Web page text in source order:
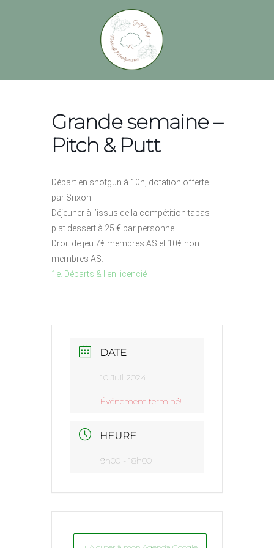
Grande semaine –
Pitch & Putt
Départ en shotgun à 10h, dotation offerte
par Srixon.
Déjeuner à l’issus de la compétition tapas
plat dessert à 25 € par personne.
Droit de jeu 7€ membres AS et 10€ non
membres AS.
1e. Départs & lien licencié
DATE
10 Juil 2024
Événement terminé!
HEURE
9h00 - 18h00